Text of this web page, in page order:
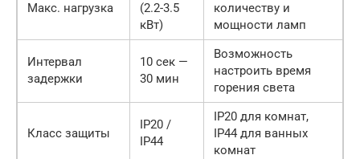
Макс. нагрузка
(2.2-3.5
кВт)
количеству и
мощности ламп
Интервал
задержки
10 сек —
30 мин
Возможность
настроить время
горения света
Класс защиты
IP20 /
IP44
IP20 для комнат,
IP44 для ванных
комнат